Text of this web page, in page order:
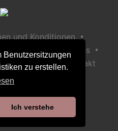
Benutzersitzungen
zu erstellen.
Ich verstehe
und Konditionen •
Richtlinie zu Cookies •
Hilfe / Kontakt